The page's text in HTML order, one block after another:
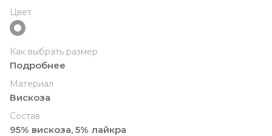
Цвет
Как выбрать размер
Подробнее
Материал
Вискоза
Состав
95% вискоза, 5% лайкра